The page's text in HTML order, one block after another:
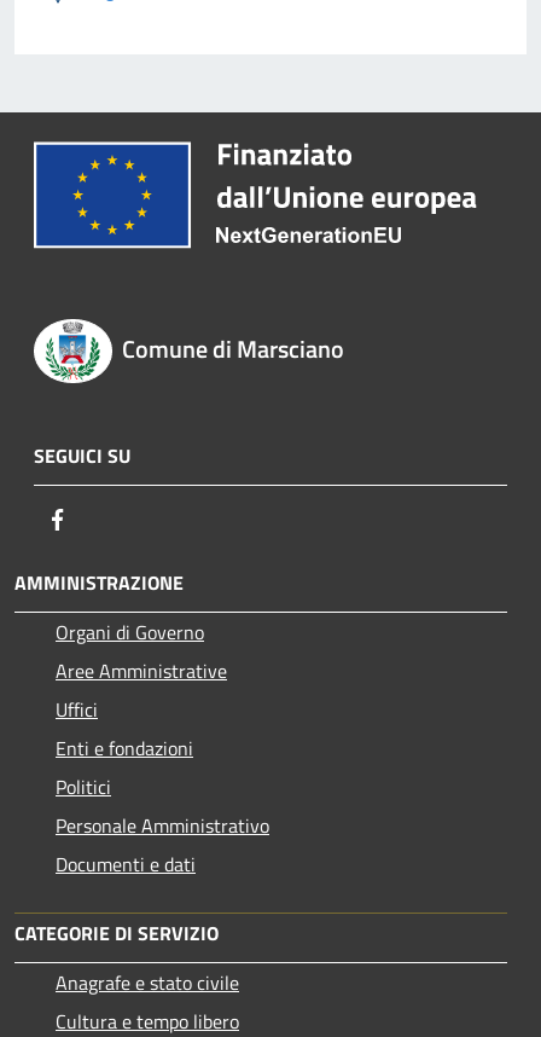
Comune di Marsciano
SEGUICI SU
AMMINISTRAZIONE
Organi di Governo
Aree Amministrative
Uffici
Enti e fondazioni
Politici
Personale Amministrativo
Documenti e dati
CATEGORIE DI SERVIZIO
Anagrafe e stato civile
Cultura e tempo libero